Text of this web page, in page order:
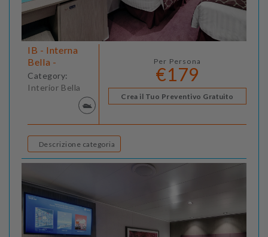
IB - Interna
Bella -
Category:
Interior Bella
Per Persona
€179
Crea il Tuo Preventivo Gratuito
Descrizione categoria